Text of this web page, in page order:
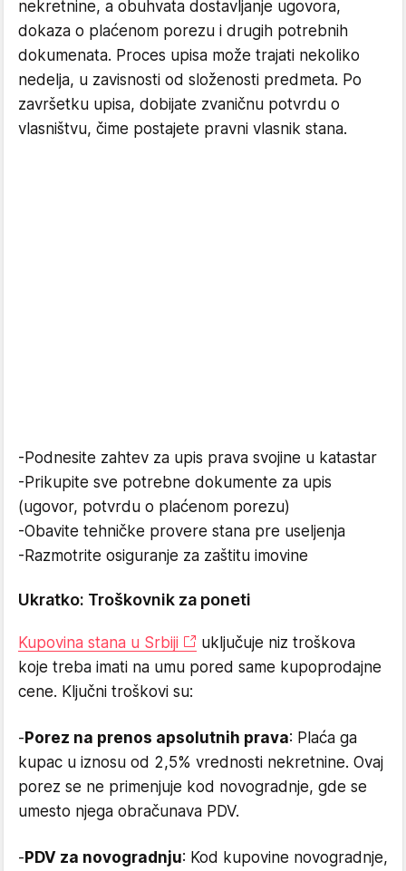
nekretnine, a obuhvata dostavljanje ugovora,
dokaza o plaćenom porezu i drugih potrebnih
dokumenata. Proces upisa može trajati nekoliko
nedelja, u zavisnosti od složenosti predmeta. Po
završetku upisa, dobijate zvaničnu potvrdu o
vlasništvu, čime postajete pravni vlasnik stana.
-Podnesite zahtev za upis prava svojine u katastar
-Prikupite sve potrebne dokumente za upis
(ugovor, potvrdu o plaćenom porezu)
-Obavite tehničke provere stana pre useljenja
-Razmotrite osiguranje za zaštitu imovine
Ukratko: Troškovnik za poneti
Kupovina stana u Srbiji
uključuje niz troškova
koje treba imati na umu pored same kupoprodajne
cene. Ključni troškovi su:
-Porez na prenos apsolutnih prava: Plaća ga
kupac u iznosu od 2,5% vrednosti nekretnine. Ovaj
porez se ne primenjuje kod novogradnje, gde se
umesto njega obračunava PDV.
-PDV za novogradnju: Kod kupovine novogradnje,